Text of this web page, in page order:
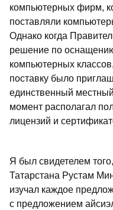
компьютерных фирм,
поставляли
Однако когда
решение по
компьютерных
поставку было
единственный
момент располагал
лицензий и
Я был свидетелем
Татарстана Рустам
изучал каждое
с предложением